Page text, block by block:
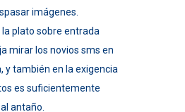
imágenes.
plato sobre entrada
mirar los novios sms en
y también en la exigencia
es suficientemente
antaño.